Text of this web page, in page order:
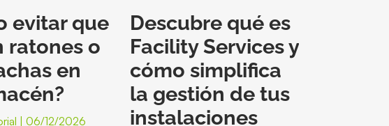
evitar que
ratones o
en
06/12/2026
Descubre qué es
Facility Services y
cómo simplifica
la gestión de tus
instalaciones